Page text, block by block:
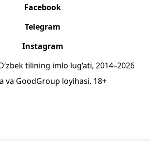
Facebook
Telegram
Instagram
tilining imlo lug‘ati, 2014–2026
va GoodGroup loyihasi. 18+